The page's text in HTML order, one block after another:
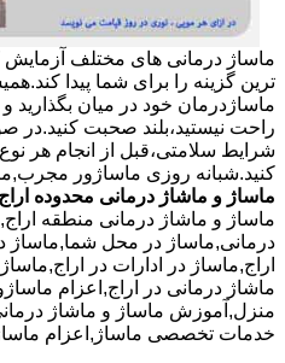
ماساژ درمانی های مختلف آزمایش
ترین گزینه را برای شما پیدا
ماساژدرمان خود در میان بگذارید
راحت نیستید،بلند صحبت کنید.در
شرایط سلامتی،قبل از انجام هر
کنید.شبانه روزی ماساژور
ماساژ و ماشاژ درمانی محدوده اراج
ماساژ و ماشاژ درمانی منطقه
درمانی,ماساژ در محل شما,ماساژ
اراج,ماساژ در ادارات در
ماشاژ درمانی در اراج,اعزام
منزل,آموزش ماساژ و ماشاژ
خدمات تخصصی ماساژ,اعزام